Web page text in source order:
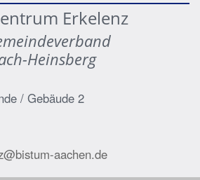
Erkelenz
Heinsberg
/ Gebäude 2
aachen.de